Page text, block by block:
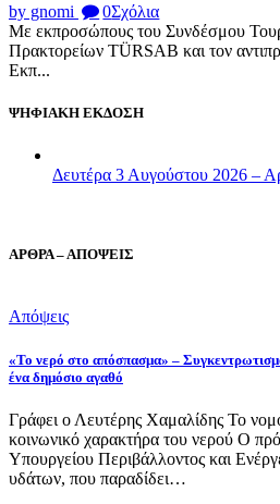
by gnomi 0Σχόλια
Με εκπροσώπους του Συνδέσμου
Πρακτορείων TÜRSAB και τον
Εκπ...
ΨΗΦΙΑΚΗ ΕΚΔΟΣΗ
Δευτέρα 3 Αυγούστου 2026 –
ΑΡΘΡΑ – ΑΠΟΨΕΙΣ
Απόψεις
«Το νερό στο απόσπασμα» –
ένα δημόσιο αγαθό
Γράφει ο Λευτέρης Χαμαλίδης Το
κοινωνικό χαρακτήρα του νερού Ο
Υπουργείου Περιβάλλοντος και
υδάτων, που παραδίδει…